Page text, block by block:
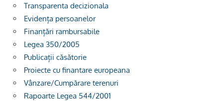
Transparenta decizionala
Evidența persoanelor
Finanțări rambursabile
Legea 350/2005
Publicații căsătorie
Proiecte cu finantare europeana
Vânzare/Cumpărare terenuri
Rapoarte Legea 544/2001